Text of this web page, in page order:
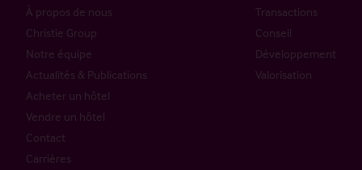
À propos de nous
Christie Group
Notre équipe
Actualités & Publications
Acheter un hôtel
Vendre un hôtel
Contact
Carrières
Transactions
Conseil
Développement
Valorisation